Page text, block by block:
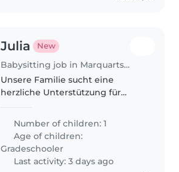
Julia New
Babysitting job in Marquartstein
Unsere Familie sucht eine
herzliche Unterstützung für
Schulanfänger. Ein
vertrauenswürdiger Babysitter
oder eine Nanny, die kinderlieb
ist und gerne Hausarbeiten..
Number of children: 1
Age of children:
Gradeschooler
Last activity: 3 days ago